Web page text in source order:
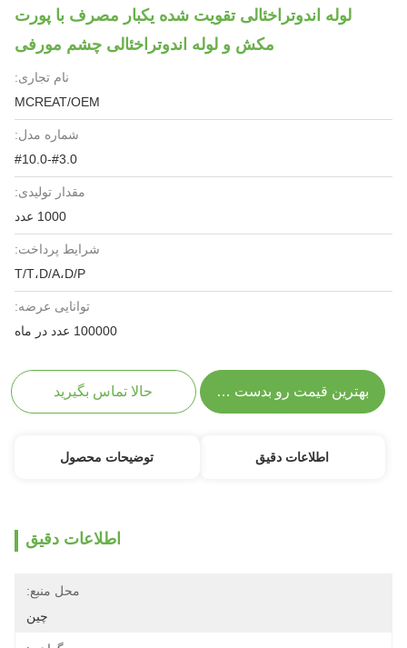
لوله اندوتراخئالی تقویت شده یکبار مصرف با پورت
مکش و لوله اندوتراخئالی چشم مورفی
نام تجاری:
MCREAT/OEM
شماره مدل:
#3.0-#10.0
مقدار تولیدی:
1000 عدد
شرایط پرداخت:
T/T،D/A،D/P
توانایی عرضه:
100000 عدد در ماه
بهترین قیمت رو بدست بیار حالا تماس بگیرید
اطلاعات دقیق توضیحات محصول
اطلاعات دقیق
محل منبع:
چین